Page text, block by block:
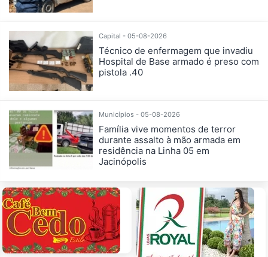
Capital - 05-08-2026
Técnico de enfermagem que invadiu
Hospital de Base armado é preso com
pistola .40
Municípios - 05-08-2026
Família vive momentos de terror
durante assalto à mão armada em
residência na Linha 05 em
Jacinópolis